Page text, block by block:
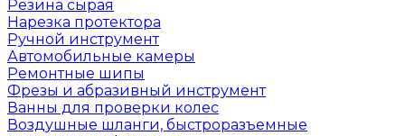
Резина сырая
Нарезка протектора
Ручной инструмент
Автомобильные камеры
Ремонтные шипы
Фрезы и абразивный инструмент
Ванны для проверки колес
Воздушные шланги, быстроразъемные